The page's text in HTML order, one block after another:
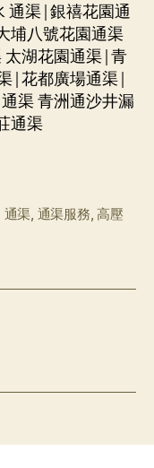
通渠|銀禧花園通
埔八號花園通渠
太湖花園通渠|青
|花都廣場通渠|
渠 青洲通沙井漏
通渠
通渠, 通渠服務,高壓